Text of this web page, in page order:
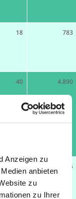
Anzeigen zu
anbieten
zu
zu Ihrer
18 783
40 4.890
38 355